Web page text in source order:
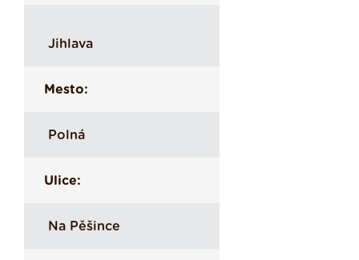
Jihlava
Mesto:
Polná
Ulice:
Na Pěšince